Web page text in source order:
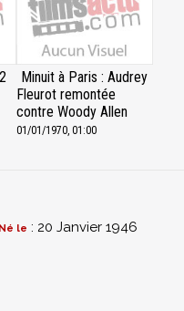
Minuit à Paris : Audrey
Fleurot remontée
contre Woody Allen
01/01/1970, 01:00
Né le : 20 Janvier 1946